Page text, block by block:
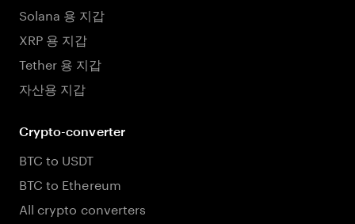
Solana 용 지갑
XRP 용 지갑
Tether 용 지갑
자산용 지갑
Crypto-converter
BTC to USDT
BTC to Ethereum
All crypto converters